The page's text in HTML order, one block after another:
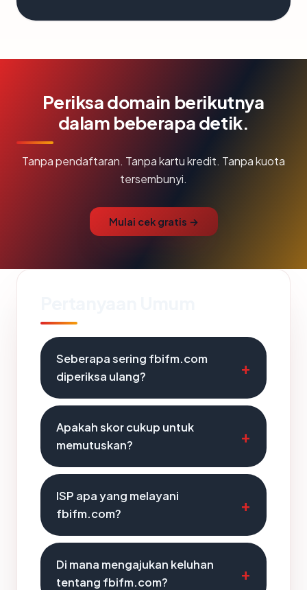
Periksa domain berikutnya
dalam beberapa detik.
Tanpa pendaftaran. Tanpa kartu kredit. Tanpa kuota
tersembunyi.
Mulai cek gratis →
Seberapa sering fbifm.com
diperiksa ulang?
Apakah skor cukup untuk
memutuskan?
ISP apa yang melayani
fbifm.com?
Di mana mengajukan keluhan
tentang fbifm.com?